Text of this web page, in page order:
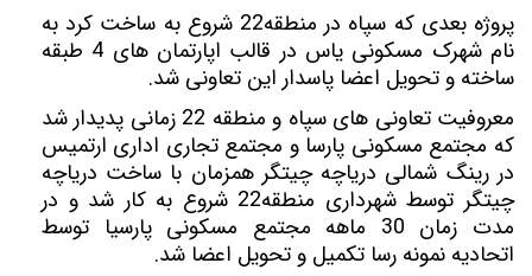
پروژه بعدی که سپاه در منطقه22 شروع به ساخت کرد به
نام شهرک مسکونی یاس در قالب اپارتمان های 4 طبقه
ساخته و تحویل اعضا پاسدار این تعاونی شد.
معروفیت تعاونی های سپاه و منطقه 22 زمانی پدیدار شد
که مجتمع مسکونی پارسا و مجتمع تجاری اداری ارتمیس
در رینگ شمالی دریاچه چیتگر همزمان با ساخت دریاچه
چیتگر توسط شهرداری منطقه22 شروع به کار شد و در
مدت زمان 30 ماهه مجتمع مسکونی پارسیا توسط
اتحادیه نمونه رسا تکمیل و تحویل اعضا شد.